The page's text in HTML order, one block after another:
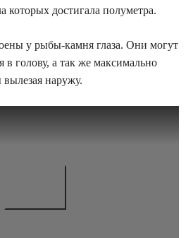
которых достигала полуметра.
у рыбы-камня глаза. Они могут
в голову, а так же максимально
наружу.